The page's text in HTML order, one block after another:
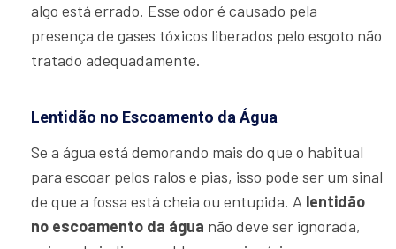
algo está errado. Esse odor é causado pela
presença de gases tóxicos liberados pelo esgoto não
tratado adequadamente.
Lentidão no Escoamento da Água
Se a água está demorando mais do que o habitual
para escoar pelos ralos e pias, isso pode ser um sinal
de que a fossa está cheia ou entupida. A lentidão
no escoamento da água não deve ser ignorada,